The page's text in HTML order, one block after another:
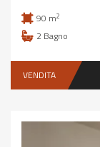
90 m2
2 Bagno
VENDITA